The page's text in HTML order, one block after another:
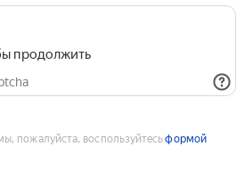
продолжить
пожалуйста, воспользуйтесьформой